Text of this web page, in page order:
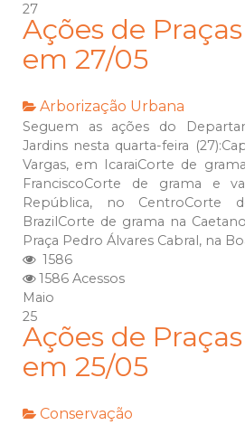
27
Ações de
em 27/05
Arborização Urbana
Seguem as ações do
Jardins nesta quarta-feira
Vargas, em IcaraiCorte de
FranciscoCorte de grama e
República, no CentroCorte
BrazilCorte de grama na
Praça Pedro Álvares Cabral, na
1586
1586 Acessos
Maio
25
Ações de
em 25/05
Conservação